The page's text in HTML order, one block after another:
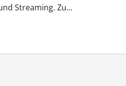
Streaming. Zu...